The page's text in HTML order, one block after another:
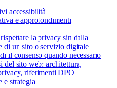
accessibilità
e approfondimenti
la privacy sin dalla
di un sito o servizio digitale
il consenso quando necessario
del sito web: architettura,
riferimenti DPO
e strategia